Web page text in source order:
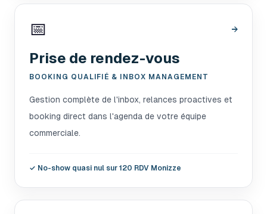
📅 →
Prise de rendez-vous
BOOKING QUALIFIÉ & INBOX MANAGEMENT
Gestion complète de l'inbox, relances proactives et
booking direct dans l'agenda de votre équipe
commerciale.
✓ No-show quasi nul sur 120 RDV Monizze